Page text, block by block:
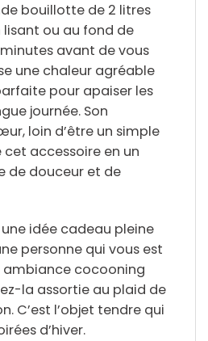
bouillotte de 2 litres
ou au fond de
avant de vous
une chaleur agréable
pour apaiser les
journée. Son
loin d’être un simple
accessoire en un
de douceur et de
idée cadeau pleine
personne qui vous est
ambiance cocooning
la assortie au plaid de
C’est l’objet tendre qui
d’hiver.